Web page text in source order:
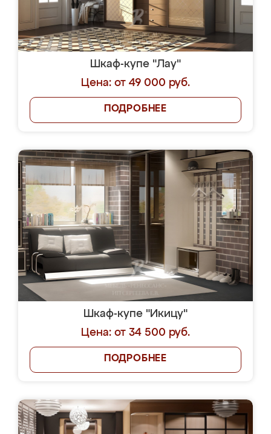
Шкаф-купе "Лау"
Цена: от 49 000 руб.
ПОДРОБНЕЕ
Шкаф-купе "Икицу"
Цена: от 34 500 руб.
ПОДРОБНЕЕ